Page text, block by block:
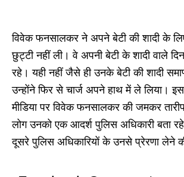
विवेक फनसालकर ने अपने बेटी की शादी के
छुट्टी नहीं ली। वे अपनी बेटी के शादी वाले
रहे। यही नहीं जैसे ही उनके बेटी की शादी
उन्होंने फिर से चार्ज अपने हाथ में ले लिया।
मीडिया पर विवेक फनसालकर की जमकर
लोग उनको एक आदर्श पुलिस अधिकारी बता
दूसरे पुलिस अधिकारियों के उनसे प्रेरणा लेने